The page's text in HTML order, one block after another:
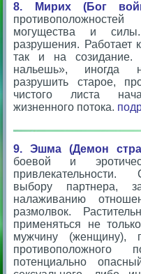
8. Мирих (Бог
могущества и
разрушения. Работает
так и на
нальешь», иногда
разрушить старое,
чистого листа
жизненного потока.
9. Эшма (Демон
боевой и
привлекательности.
выбору партнера,
налаживанию
размолвок.
применяться не
мужчину (женщину),
потенциально